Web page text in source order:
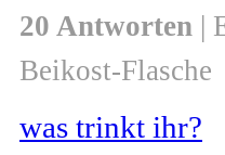
20 Antworten |
Beikost-Flasche
was trinkt ihr?